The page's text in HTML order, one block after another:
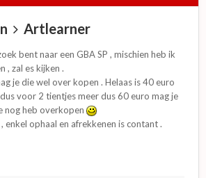
Artlearner
bent naar een GBA SP , mischien heb ik
, zal es kijken .
je die wel over kopen . Helaas is 40 euro
voor 2 tientjes meer dus 60 euro mag je
nog heb overkopen
enkel ophaal en afrekkenen is contant .